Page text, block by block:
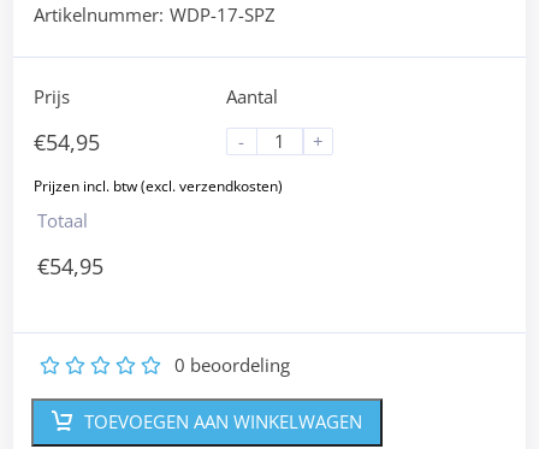
Artikelnummer: WDP-17-SPZ
Prijs
€54,95
Aantal
-
+
Totaal
€54,95
5
4
3
2 0 beoordeling
TOEVOEGEN AAN WINKELWAGEN